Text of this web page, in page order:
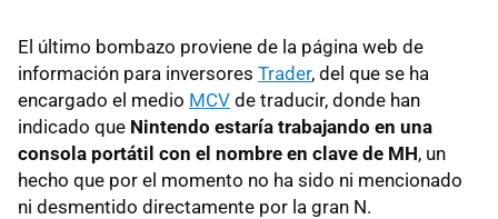
El último bombazo proviene de la página web de
información para inversores Trader, del que se ha
encargado el medio MCV de traducir, donde han
indicado que Nintendo estaría trabajando en una
consola portátil con el nombre en clave de MH, un
hecho que por el momento no ha sido ni mencionado
ni desmentido directamente por la gran N.